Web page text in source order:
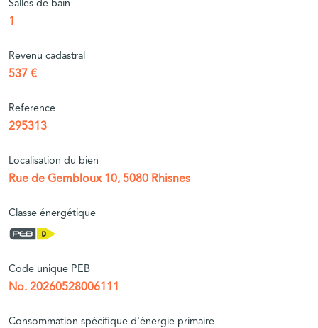
Salles de bain
1
Revenu cadastral
537 €
Reference
295313
Localisation du bien
Rue de Gembloux 10, 5080 Rhisnes
Classe énergétique
Code unique PEB
No. 20260528006111
Consommation spécifique d'énergie primaire